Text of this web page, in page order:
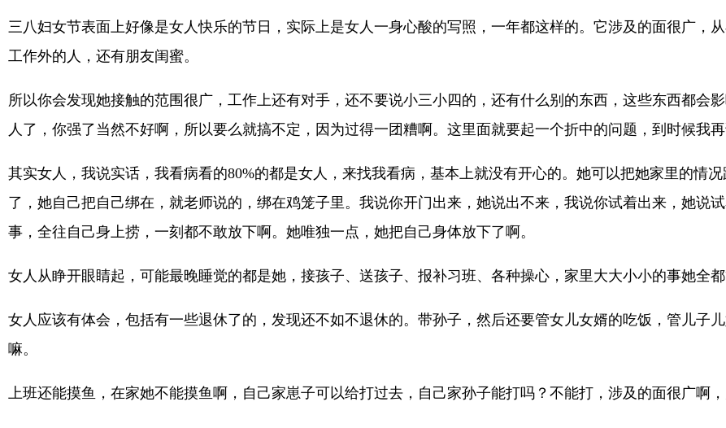
三八妇女节表面上好像是女人快乐的节日，实际上是女人一身心酸的写照，一年都这样的。它涉及的面很广，
工作外的人，还有朋友闺蜜。
所以你会发现她接触的范围很广，工作上还有对手，还不要说小三小四的，还有什么别的东西，这些东西都会
人了，你强了当然不好啊，所以要么就搞不定，因为过得一团糟啊。这里面就要起一个折中的问题，到时候我再
其实女人，我说实话，我看病看的80%的都是女人，来找我看病，基本上就没有开心的。她可以把她家里的情
了，她自己把自己绑在，就老师说的，绑在鸡笼子里。我说你开门出来，她说出不来，我说你试着出来，她说
事，全往自己身上捞，一刻都不敢放下啊。她唯独一点，她把自己身体放下了啊。
女人从睁开眼睛起，可能最晚睡觉的都是她，接孩子、送孩子、报补习班、各种操心，家里大大小小的事她全
女人应该有体会，包括有一些退休了的，发现还不如不退休的。带孙子，然后还要管女儿女婿的吃饭，管儿子
嘛。
上班还能摸鱼，在家她不能摸鱼啊，自己家崽子可以给打过去，自己家孙子能打吗？不能打，涉及的面很广啊